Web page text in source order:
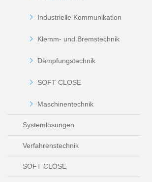
Industrielle Kommunikation
Klemm- und Bremstechnik
Dämpfungstechnik
SOFT CLOSE
Maschinentechnik
Systemlösungen
Verfahrenstechnik
SOFT CLOSE